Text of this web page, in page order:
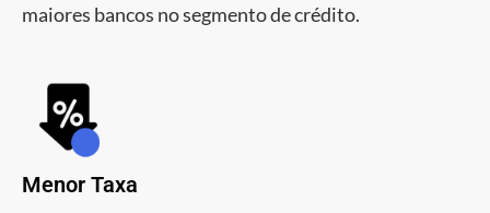
maiores bancos no segmento de crédito.
Menor Taxa